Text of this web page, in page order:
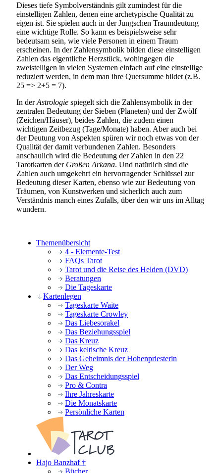
Dieses tiefe Symbolverständnis gilt zumindest für die
einstelligen Zahlen, denen eine archetypische Qualität zu
eigen ist. Sie spielen auch in der Jungschen Traumdeutung
eine wichtige Rolle. So kann es beispielsweise sehr
bedeutsam sein, wie viele Personen in einem Traum
erscheinen. In der Zahlensymbolik bilden diese einstelligen
Zahlen das eigentliche Herzstück, wohingegen die
zweistelligen in vielen Systemen einfach auf eine einstellige
reduziert werden, in dem man ihre Quersumme bildet (z.B.
25 => 2+5 = 7).
In derAstrologie spiegelt sich die Zahlensymbolik in der
zentralen Bedeutung der Sieben (Planeten) und der Zwölf
(Zeichen/Häuser), beides Zahlen, die zudem einen
wichtigen Zeitbezug (Tage/Monate) haben. Aber auch bei
der Deutung von Aspekten spüren wir noch etwas von der
Qualität der damit verbundenen Zahlen. Besonders
anschaulich wird die Bedeutung der Zahlen in den 22
Tarotkarten der Großen Arkana. Und natürlich sind die
Zahlen auch umgekehrt ein hervorragender Schlüssel zur
Bedeutung dieser Karten, ebenso wie zur Bedeutung von
Träumen, von Kunstwerken und sicherlich auch zum
Verständnis manch eines Zufalls, über den wir uns im Alltag
wundern.
Themenübersicht
4 - Elemente-Test
FAQs Tarot
Tarot und die Reise des Helden (DVD)
Beratungen
Die Tageskarte
Kartenlegen
Tageskarte Waite
Tageskarte Crowley
Das Liebesorakel
Das Beziehungsspiel
Das Kreuz
Das keltische Kreuz
Das Geheimnis der Hohenpriesterin
Der Weg
Das Entscheidungsspiel
Pro & Contra
Ihre Jahreskarte
Die Monatskarte
Persönliche Karten
Hajo Banzhaf †
Bücher